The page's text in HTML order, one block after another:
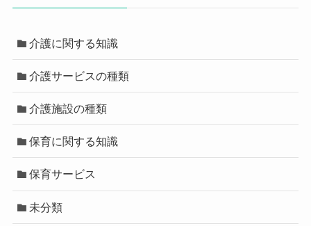
介護に関する知識
介護サービスの種類
介護施設の種類
保育に関する知識
保育サービス
未分類